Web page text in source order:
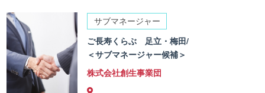
サブマネージャー
ご長寿くらぶ 足立・梅田/
＜サブマネージャー候補＞
株式会社創生事業団